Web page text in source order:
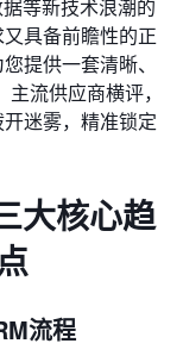
等新技术浪潮的
具备前瞻性的正
提供一套清晰、
流供应商横评，
迷雾，精准锁定
大核心趋
流程